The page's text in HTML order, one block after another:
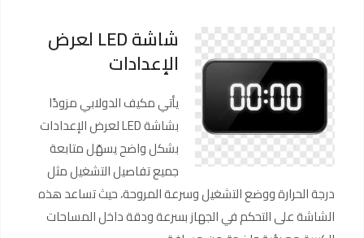
شاشة LED لعرض
الإعدادات
يأتي مكيف الدولابي مزودًا
بشاشة LED لعرض الإعدادات
بشكل واضح يسهّل متابعة
جميع تفاصيل التشغيل مثل
درجة الحرارة ووضع التشغيل وسرعة المروحة، حيث تساعد هذه
الشاشة على التحكم في الجهاز بسرعة ودقة داخل المساحات